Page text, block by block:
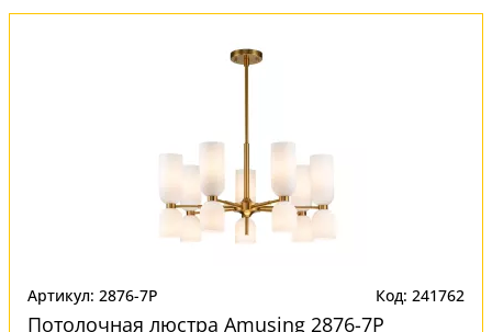
Артикул: 2876-7P Код: 241762
Потолочная люстра Amusing 2876-7P